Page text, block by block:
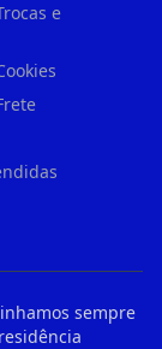
e
sempre